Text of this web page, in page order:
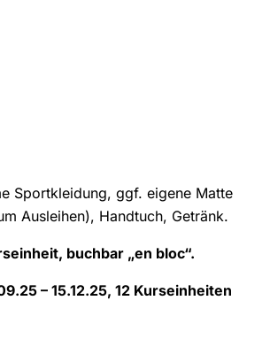
Sportkleidung, ggf. eigene Matte
Ausleihen), Handtuch, Getränk.
buchbar „en bloc“.
– 15.12.25, 12 Kurseinheiten